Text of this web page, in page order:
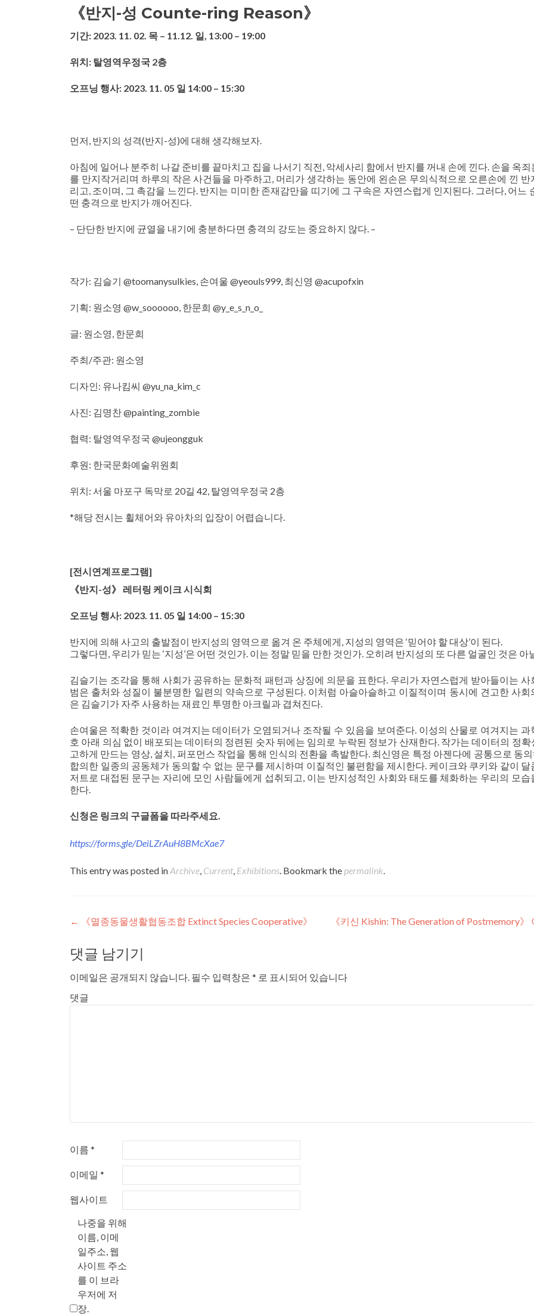
《반지-성 Counte-ring Reason》
기간: 2023. 11. 02. 목 – 11.12. 일, 13:00 – 19:00
위치: 탈영역우정국 2층
오프닝 행사: 2023. 11. 05 일 14:00 – 15:30
먼저, 반지의 성격(반지-성)에 대해 생각해보자.
아침에 일어나 분주히 나갈 준비를 끝마치고 집을 나서기 직전, 악세사리 함에서 반지를 꺼내 손에 낀다. 손을 옥죄
를 만지작거리며 하루의 작은 사건들을 마주하고, 머리가 생각하는 동안에 왼손은 무의식적으로 오른손에 낀 반
리고, 조이며, 그 촉감을 느낀다. 반지는 미미한 존재감만을 띠기에 그 구속은 자연스럽게 인지된다. 그러다, 어느
떤 충격으로 반지가 깨어진다.
– 단단한 반지에 균열을 내기에 충분하다면 충격의 강도는 중요하지 않다. –
작가: 김슬기 @toomanysulkies, 손여울 @yeouls999, 최신영 @acupofxin
기획: 원소영 @w_soooooo, 한문희 @y_e_s_n_o_
글: 원소영, 한문희
주최/주관: 원소영
디자인: 유나킴씨 @yu_na_kim_c
사진: 김명찬 @painting_zombie
협력: 탈영역우정국 @ujeongguk
후원: 한국문화예술위원회
위치: 서울 마포구 독막로 20길 42, 탈영역우정국 2층
*해당 전시는 휠체어와 유아차의 입장이 어렵습니다.
[전시연계프로그램]
《반지-성》 레터링 케이크 시식회
오프닝 행사: 2023. 11. 05 일 14:00 – 15:30
반지에 의해 사고의 출발점이 반지성의 영역으로 옮겨 온 주체에게, 지성의 영역은 ‘믿어야 할 대상’이 된다.
그렇다면, 우리가 믿는 ‘지성’은 어떤 것인가. 이는 정말 믿을 만한 것인가. 오히려 반지성의 또 다른 얼굴인 것은 아
김슬기는 조각을 통해 사회가 공유하는 문화적 패턴과 상징에 의문을 표한다. 우리가 자연스럽게 받아들이는 사
범은 출처와 성질이 불분명한 일련의 약속으로 구성된다. 이처럼 아슬아슬하고 이질적이며 동시에 견고한 사회
은 김슬기가 자주 사용하는 재료인 투명한 아크릴과 겹쳐진다.
손여울은 적확한 것이라 여겨지는 데이터가 오염되거나 조작될 수 있음을 보여준다. 이성의 산물로 여겨지는 과
호 아래 의심 없이 배포되는 데이터의 정련된 숫자 뒤에는 임의로 누락된 정보가 산재한다. 작가는 데이터의 정확
고하게 만드는 영상, 설치, 퍼포먼스 작업을 통해 인식의 전환을 촉발한다. 최신영은 특정 아젠다에 공통으로 동
합의한 일종의 공동체가 동의할 수 없는 문구를 제시하며 이질적인 불편함을 제시한다. 케이크와 쿠키와 같이 달
저트로 대접된 문구는 자리에 모인 사람들에게 섭취되고, 이는 반지성적인 사회와 태도를 체화하는 우리의 모습
한다.
신청은 링크의 구글폼을 따라주세요.
https://forms.gle/DeiLZrAuH8BMcXae7
This entry was posted inArchive, Current, Exhibitions. Bookmark the permalink.
Post navigation
← 《멸종동물생활협동조합 Extinct Species Cooperative》 《키신 Kishin: The Generation of Postmemory》
댓글 남기기
이메일은 공개되지 않습니다. 필수 입력창은 * 로 표시되어 있습니다
댓글
이름 *
이메일 *
웹사이트
나중을 위해
이름, 이메
일주소, 웹
사이트 주소
를 이 브라
우저에 저
장.